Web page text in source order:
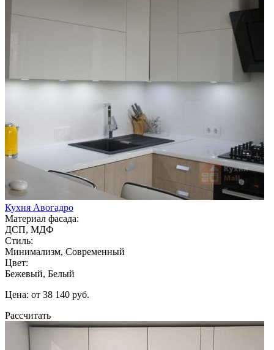
Кухня Авогадро
Материал фасада:
ДСП, МДФ
Стиль:
Минимализм, Современный
Цвет:
Бежевый, Белый
Цена: от 38 140 руб.
Рассчитать